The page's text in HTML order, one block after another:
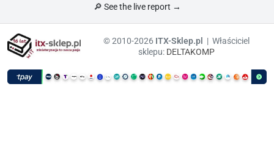
🔎 See the live report →
© 2010-2026 ITX-Sklep.pl
| Właściciel
sklepu: DELTAKOMP